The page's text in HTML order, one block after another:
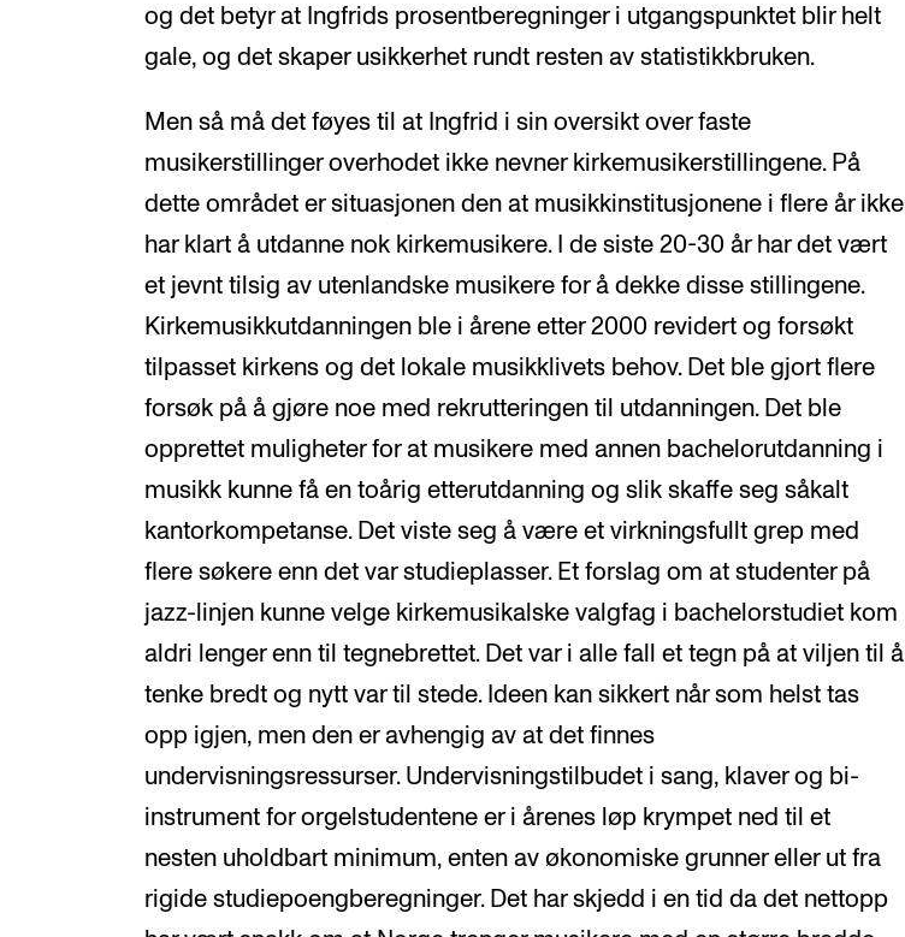
og det betyr at Ingfrids prosentberegninger i utgangspunktet blir helt
gale, og det skaper usikkerhet rundt resten av statistikkbruken.
Men så må det føyes til at Ingfrid i sin oversikt over faste
musikerstillinger overhodet ikke nevner kirkemusikerstillingene. På
dette området er situasjonen den at musikkinstitusjonene i flere år ikke
har klart å utdanne nok kirkemusikere. I de siste 20-30 år har det vært
et jevnt tilsig av utenlandske musikere for å dekke disse stillingene.
Kirkemusikkutdanningen ble i årene etter 2000 revidert og forsøkt
tilpasset kirkens og det lokale musikklivets behov. Det ble gjort flere
forsøk på å gjøre noe med rekrutteringen til utdanningen. Det ble
opprettet muligheter for at musikere med annen bachelorutdanning i
musikk kunne få en toårig etterutdanning og slik skaffe seg såkalt
kantorkompetanse. Det viste seg å være et virkningsfullt grep med
flere søkere enn det var studieplasser. Et forslag om at studenter på
jazz-linjen kunne velge kirkemusikalske valgfag i bachelorstudiet kom
aldri lenger enn til tegnebrettet. Det var i alle fall et tegn på at viljen til å
tenke bredt og nytt var til stede. Ideen kan sikkert når som helst tas
opp igjen, men den er avhengig av at det finnes
undervisningsressurser. Undervisningstilbudet i sang, klaver og bi-
instrument for orgelstudentene er i årenes løp krympet ned til et
nesten uholdbart minimum, enten av økonomiske grunner eller ut fra
rigide studiepoengberegninger. Det har skjedd i en tid da det nettopp